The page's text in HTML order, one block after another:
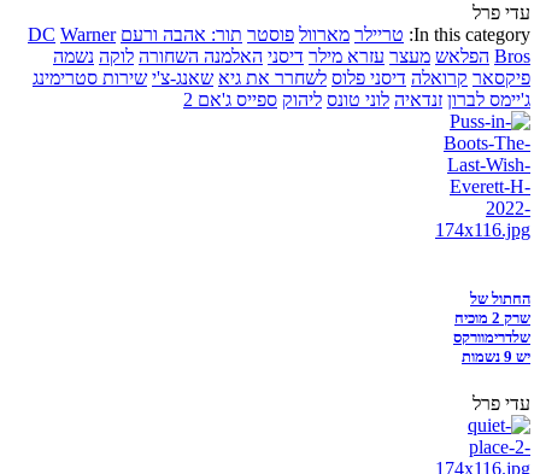
עדי פרל
In this category: טריילר מארוול פוסטר תור: אהבה ורעם DC Warner
Bros הפלאש מעצר עזרא מילר דיסני האלמנה השחורה לוקה נשמה
פיקסאר קרואלה דיסני פלוס לשחרר את גיא שאנג-צ'י שירות סטרימינג
ג'יימס לברון זנדאיה לוני טונס ליהוק ספייס ג'אם 2
החתול של
שרק 2 מוכיח
שלדרימוורקס
יש 9 נשמות
עדי פרל